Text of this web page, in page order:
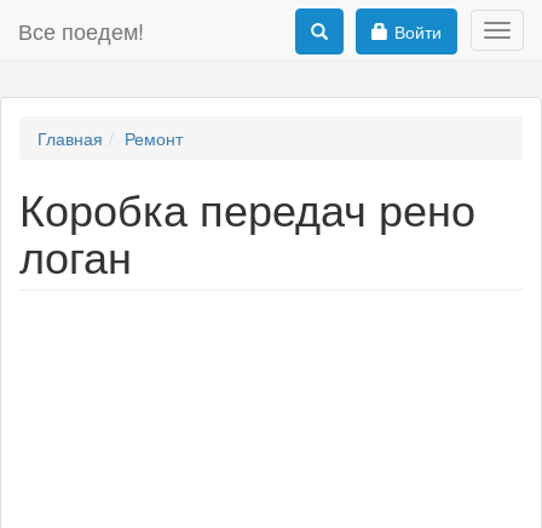
Все поедем! Войти
Главная Ремонт
Коробка передач рено
логан